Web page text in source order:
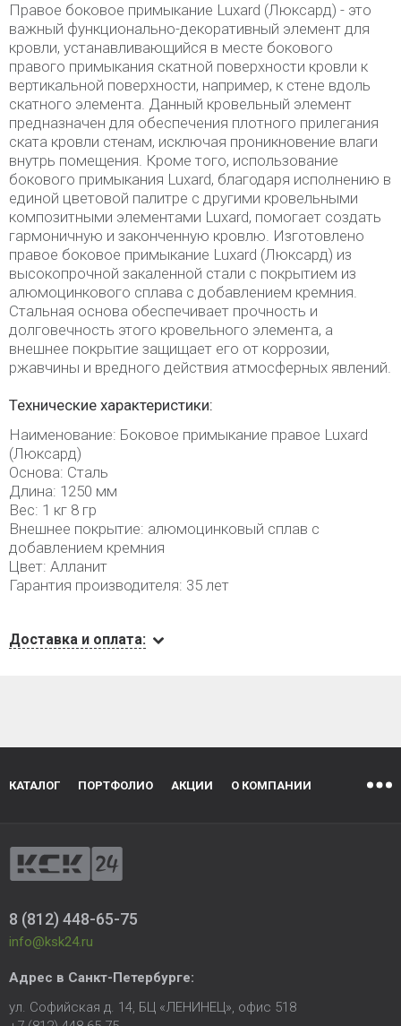
Правое боковое примыкание Luxard (Люксард) - это
важный функционально-декоративный элемент для
кровли, устанавливающийся в месте бокового
правого примыкания скатной поверхности кровли к
вертикальной поверхности, например, к стене вдоль
скатного элемента. Данный кровельный элемент
предназначен для обеспечения плотного прилегания
ската кровли стенам, исключая проникновение влаги
внутрь помещения. Кроме того, использование
бокового примыкания Luxard, благодаря исполнению в
единой цветовой палитре с другими кровельными
композитными элементами Luxard, помогает создать
гармоничную и законченную кровлю. Изготовлено
правое боковое примыкание Luxard (Люксард) из
высокопрочной закаленной стали с покрытием из
алюмоцинкового сплава с добавлением кремния.
Стальная основа обеспечивает прочность и
долговечность этого кровельного элемента, а
внешнее покрытие защищает его от коррозии,
ржавчины и вредного действия атмосферных явлений.
Технические характеристики:
Наименование: Боковое примыкание правое Luxard
(Люксард)
Основа: Сталь
Длина: 1250 мм
Вес: 1 кг 8 гр
Внешнее покрытие: алюмоцинковый сплав с
добавлением кремния
Цвет: Алланит
Гарантия производителя: 35 лет
Доставка и оплата:
КАТАЛОГ ПОРТФОЛИО АКЦИИ О КОМПАНИИ
8 (812) 448-65-75
info@ksk24.ru
Адрес в Санкт-Петербурге:
ул. Софийская д. 14, БЦ «ЛЕНИНЕЦ», офис 518